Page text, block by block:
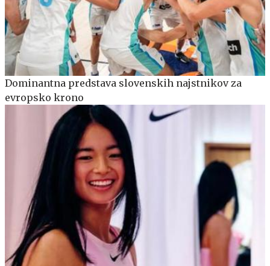
Dominantna predstava slovenskih najstnikov za
evropsko krono